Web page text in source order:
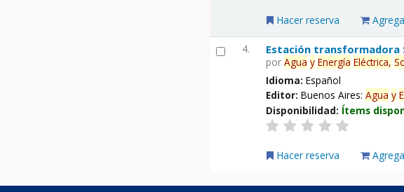
Hacer reserva
4. Estación transformadora
porAgua y Energía Eléctrica,
Idioma:Español
Editor:Buenos Aires:Agua y
Disponibilidad: Ítems
Hacer reserva